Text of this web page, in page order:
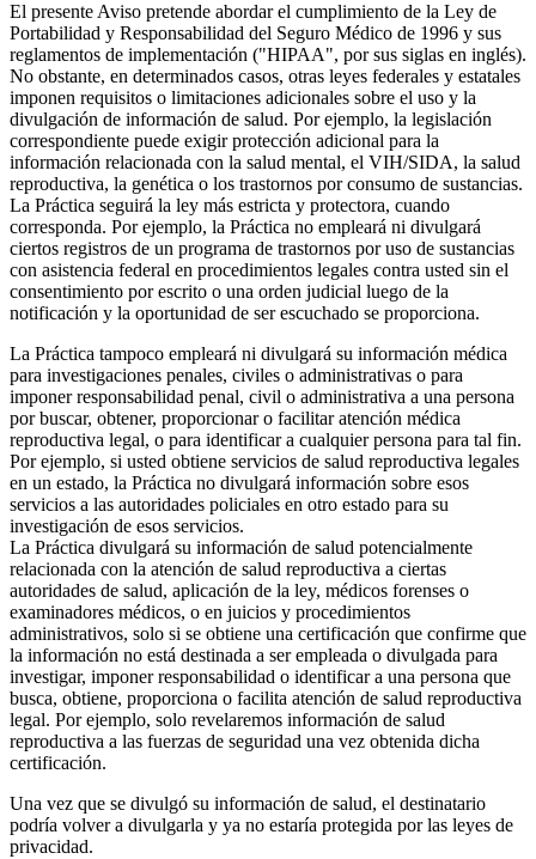
El presente Aviso pretende abordar el cumplimiento de la Ley de
Portabilidad y Responsabilidad del Seguro Médico de 1996 y sus
reglamentos de implementación ("HIPAA", por sus siglas en inglés).
No obstante, en determinados casos, otras leyes federales y estatales
imponen requisitos o limitaciones adicionales sobre el uso y la
divulgación de información de salud. Por ejemplo, la legislación
correspondiente puede exigir protección adicional para la
información relacionada con la salud mental, el VIH/SIDA, la salud
reproductiva, la genética o los trastornos por consumo de sustancias.
La Práctica seguirá la ley más estricta y protectora, cuando
corresponda. Por ejemplo, la Práctica no empleará ni divulgará
ciertos registros de un programa de trastornos por uso de sustancias
con asistencia federal en procedimientos legales contra usted sin el
consentimiento por escrito o una orden judicial luego de la
notificación y la oportunidad de ser escuchado se proporciona.
La Práctica tampoco empleará ni divulgará su información médica
para investigaciones penales, civiles o administrativas o para
imponer responsabilidad penal, civil o administrativa a una persona
por buscar, obtener, proporcionar o facilitar atención médica
reproductiva legal, o para identificar a cualquier persona para tal fin.
Por ejemplo, si usted obtiene servicios de salud reproductiva legales
en un estado, la Práctica no divulgará información sobre esos
servicios a las autoridades policiales en otro estado para su
investigación de esos servicios.
La Práctica divulgará su información de salud potencialmente
relacionada con la atención de salud reproductiva a ciertas
autoridades de salud, aplicación de la ley, médicos forenses o
examinadores médicos, o en juicios y procedimientos
administrativos, solo si se obtiene una certificación que confirme que
la información no está destinada a ser empleada o divulgada para
investigar, imponer responsabilidad o identificar a una persona que
busca, obtiene, proporciona o facilita atención de salud reproductiva
legal. Por ejemplo, solo revelaremos información de salud
reproductiva a las fuerzas de seguridad una vez obtenida dicha
certificación.
Una vez que se divulgó su información de salud, el destinatario
podría volver a divulgarla y ya no estaría protegida por las leyes de
privacidad.